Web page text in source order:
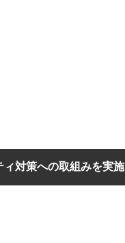
ィ対策への取組みを実施